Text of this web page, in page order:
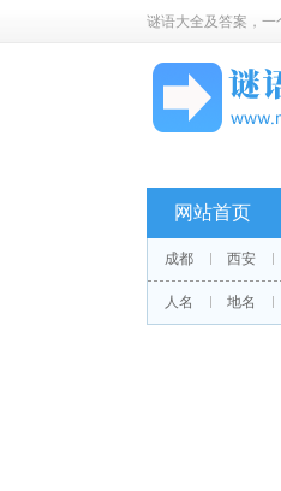
谜语大全及答案 ，
网站首页
成都 西安
人名 地名